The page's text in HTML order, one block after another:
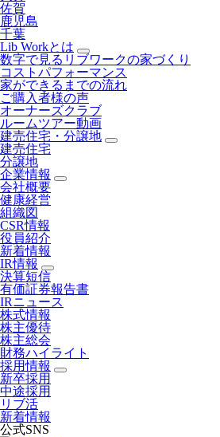
佐賀
鹿児島
千葉
Lib Workとは
数字で見るリブワークの家づくり
コストパフォーマンス
家ができるまでの流れ
ご購入者様の声
オーナーズクラブ
ルームツアー動画
建売住宅・分譲地
建売住宅
分譲地
企業情報
会社概要
健康経営
組織図
CSR情報
役員紹介
新着情報
IR情報
決算短信
有価証券報告書
IRニュース
株式情報
株主優待
株主総会
財務ハイライト
採用情報
新卒採用
中途採用
リブ活
新着情報
公式SNS